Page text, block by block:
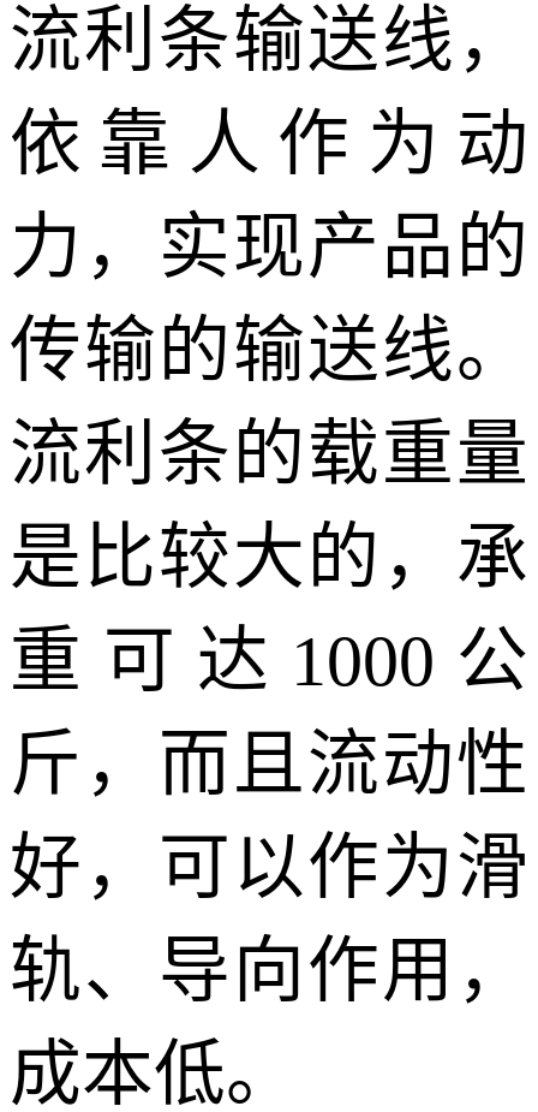
流利条输送线，
依靠人作为动
力，实现产品的
传输的输送线。
流利条的载重量
是比较大的，承
重可达 1000公
斤，而且流动性
好，可以作为滑
轨、导向作用，
成本低。